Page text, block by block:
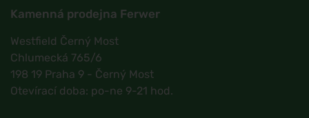
Kamenná prodejna Ferwer
Westfield Černý Most
Chlumecká 765/6
198 19 Praha 9 - Černý Most
Otevírací doba: po-ne 9-21 hod.